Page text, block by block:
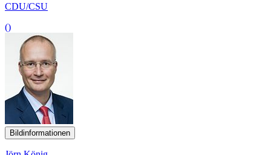
CDU/CSU
()
Bildinformationen